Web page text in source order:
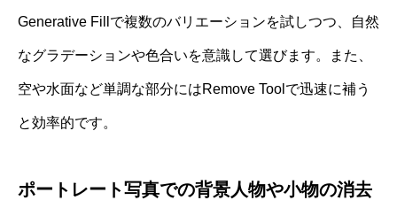
Generative Fillで複数のバリエーションを試しつつ、自然
なグラデーションや色合いを意識して選びます。また、
空や水面など単調な部分にはRemove Toolで迅速に補う
と効率的です。
ポートレート写真での背景人物や小物の消去